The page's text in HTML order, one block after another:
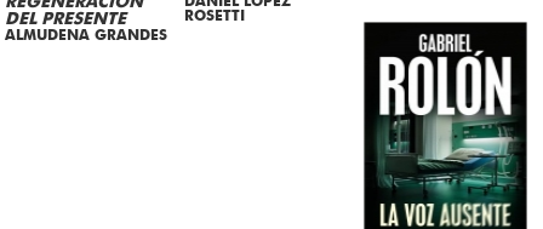
DEL PRESENTE
ALMUDENA GRANDES
ROSETTI